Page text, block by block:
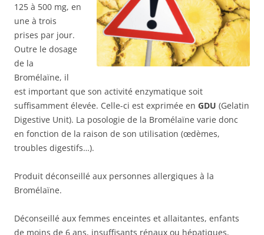
125 à 500 mg, en
une à trois
prises par jour.
Outre le dosage
de la
Bromélaïne, il
est important que son activité enzymatique soit
suffisamment élevée. Celle-ci est exprimée en GDU (Gelatin
Digestive Unit). La posologie de la Bromélaïne varie donc
en fonction de la raison de son utilisation (œdèmes,
troubles digestifs…).
Produit déconseillé aux personnes allergiques à la
Bromélaïne.
Déconseillé aux femmes enceintes et allaitantes, enfants
de moins de 6 ans, insuffisants rénaux ou hépatiques,